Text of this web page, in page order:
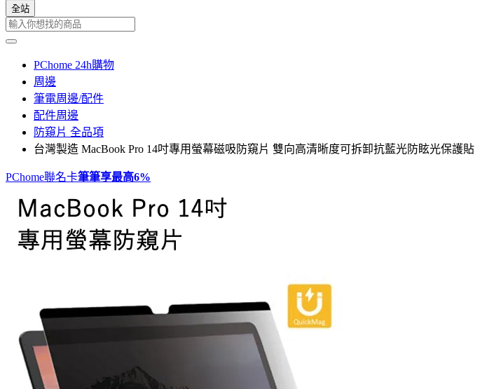
全站
PChome 24h購物
周邊
筆電周邊/配件
配件周邊
防窺片 全品項
台灣製造 MacBook Pro 14吋專用螢幕磁吸防窺片 雙向高清晰度可拆卸抗藍光防眩光保護貼
PChome聯名卡筆筆享最高6%